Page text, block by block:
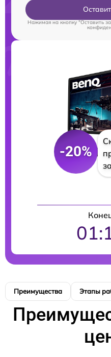
Нажимая на кнопку "Оставить
-20%
Преимущества Этапы